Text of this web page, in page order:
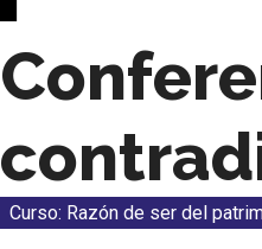
Curso: Razón de ser del